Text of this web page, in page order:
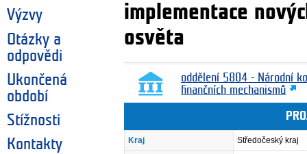
Výzvy
Otázky a
odpovědi
Ukončená
období
Stížnosti
Kontakty
implementace
osvěta
oddělení 5804 - Národní
finančních mechanismů
Kraj Středočeský kraj